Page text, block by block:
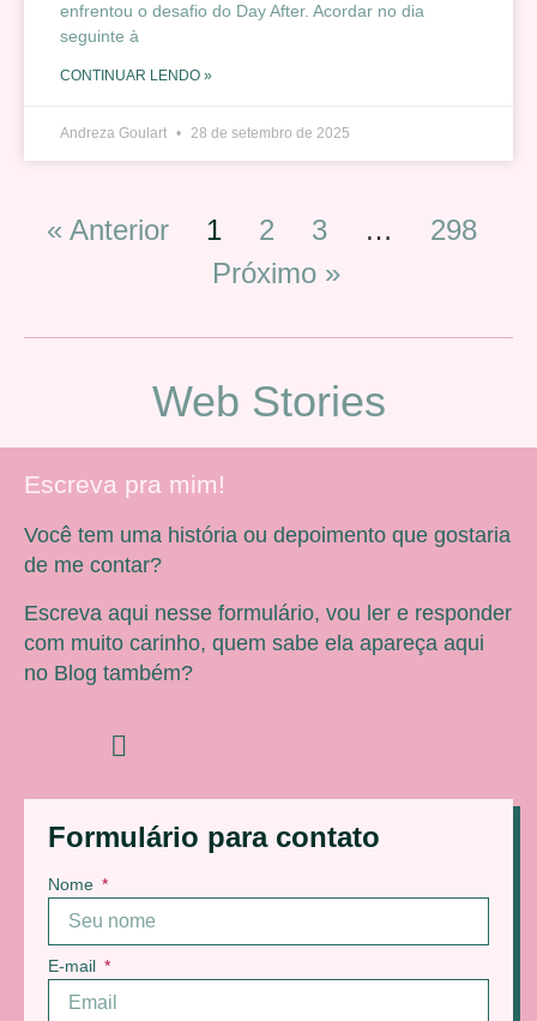
enfrentou o desafio do Day After. Acordar no dia
seguinte à
CONTINUAR LENDO »
Andreza Goulart 28 de setembro de 2025
« Anterior 1 2 3 …
298
Próximo »
Web Stories
Formulário para contato
Nome
E-mail
Escreva pra mim!
Você tem uma história ou depoimento que gostaria
de me contar?
Escreva aqui nesse formulário, vou ler e responder
com muito carinho, quem sabe ela apareça aqui
no Blog também?